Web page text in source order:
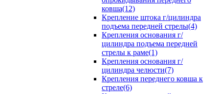
ковша(12)
Крепление штока г/цилиндра
подъема передней стрелы(4)
Крепления основания г/
цилиндра подъема передней
стрелы к раме(1)
Крепления основания г/
цилиндра челюсти(7)
Крепления переднего ковша к
стреле(6)